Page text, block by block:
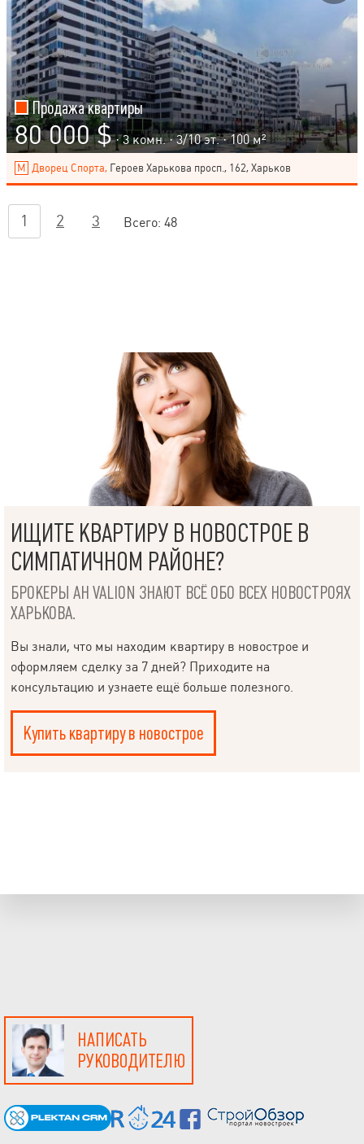
Продажа квартиры
80 000 $ · 3 комн. ·3/10эт. · 100 м²
Дворец Спорта, Героев Харькова просп., 162, Харьков
1 2 3 Всего: 48
ИЩИТЕ КВАРТИРУ В НОВОСТРОЕ В
СИМПАТИЧНОМ РАЙОНЕ?
БРОКЕРЫ АН VALION ЗНАЮТ ВСЁ ОБО ВСЕХ НОВОСТРОЯХ
ХАРЬКОВА.
Вы знали, что мы находим квартиру в новострое и
оформляем сделку за 7 дней? Приходите на
консультацию и узнаете ещё больше полезного.
Купить квартиру в новострое
НАПИСАТЬ
РУКОВОДИТЕЛЮ